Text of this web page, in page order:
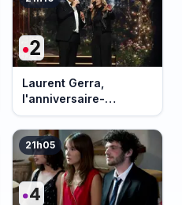
Laurent Gerra,
l'anniversaire-
événement
21h05